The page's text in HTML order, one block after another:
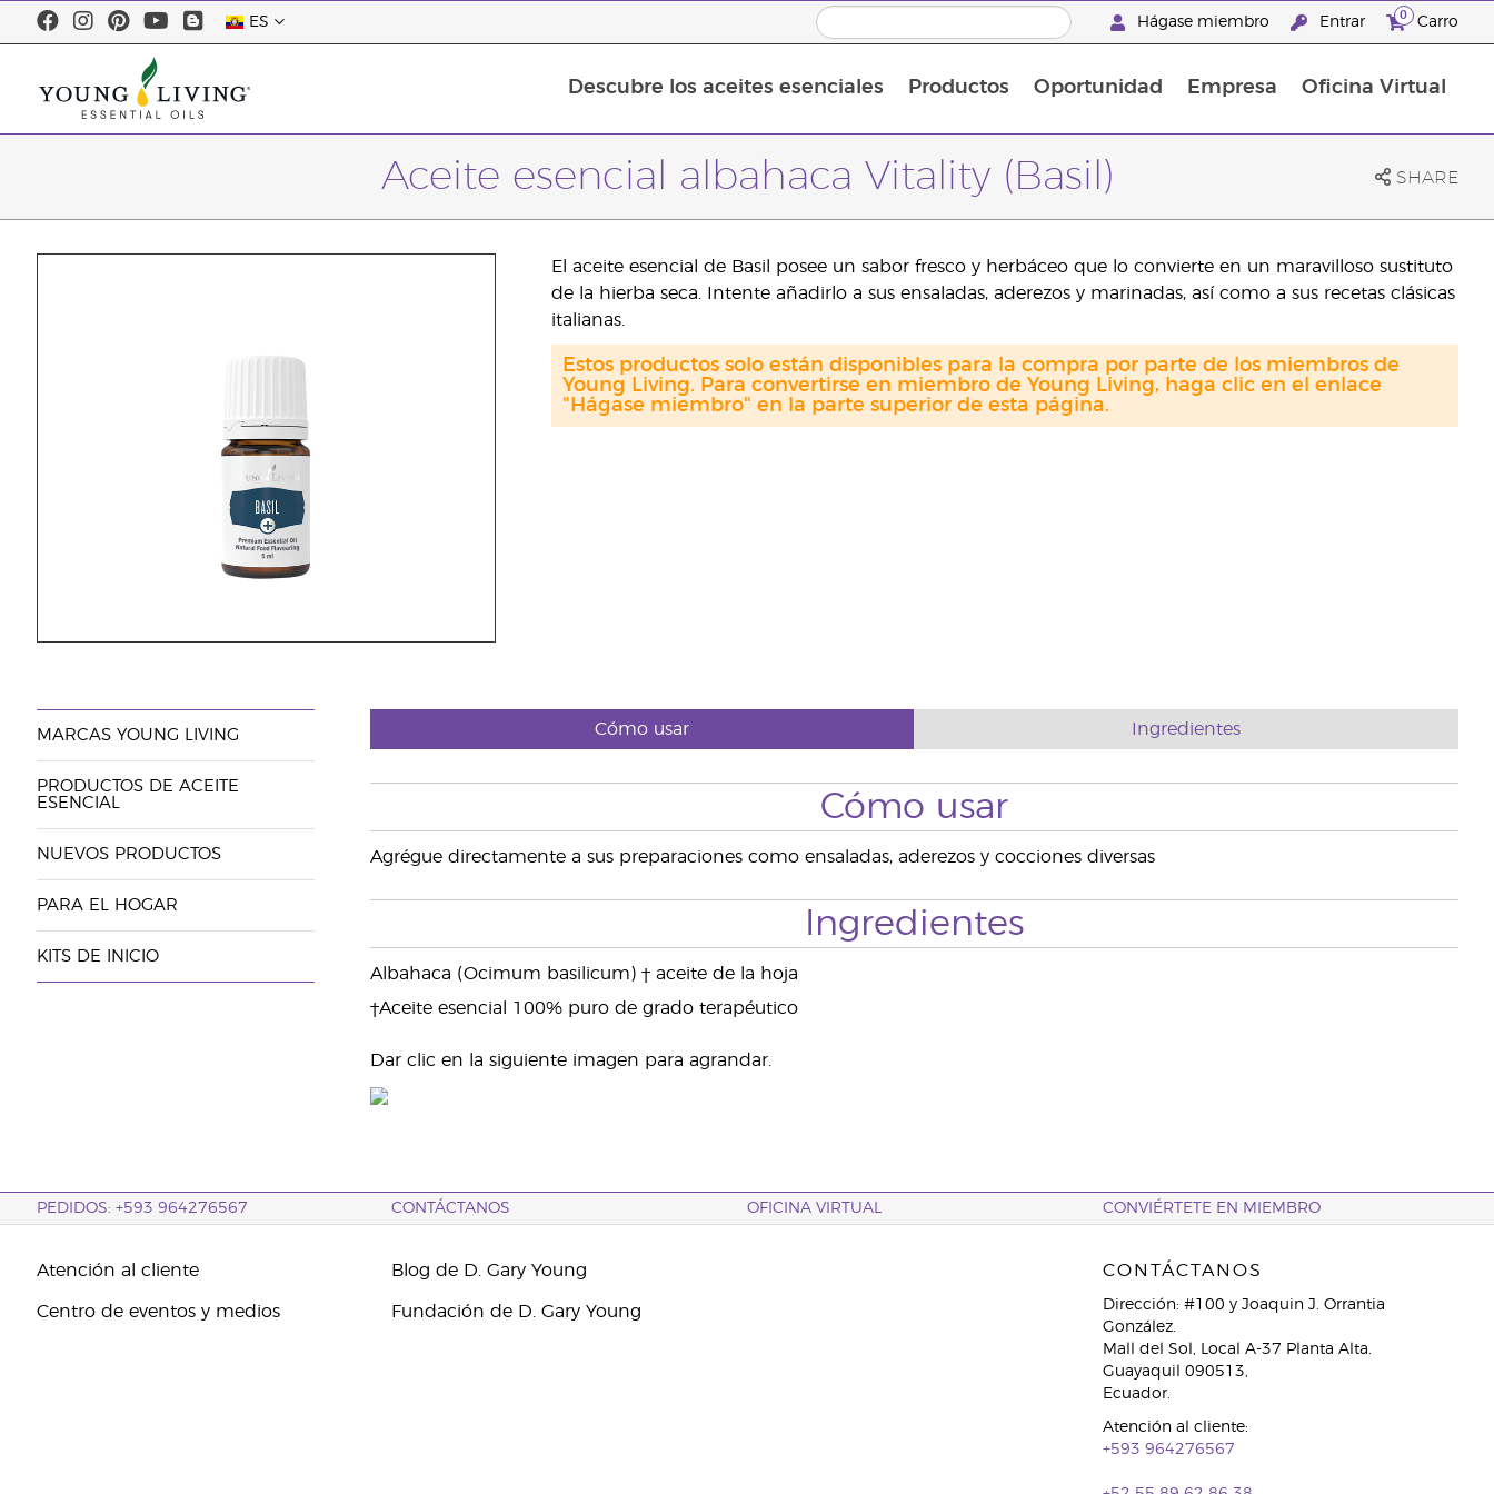
ES Hágase miembro Entrar 0 Carro
Descubre los aceites esenciales Productos Oportunidad Empresa Oficina Virtual
Aceite esencial albahaca Vitality (Basil) SHARE
El aceite esencial de Basil posee un sabor fresco y herbáceo que lo convierte en un maravilloso sustituto
de la hierba seca. Intente añadirlo a sus ensaladas, aderezos y marinadas, así como a sus recetas clásicas
italianas.
Estos productos solo están disponibles para la compra por parte de los miembros de
Young Living. Para convertirse en miembro de Young Living, haga clic en el enlace
"Hágase miembro" en la parte superior de esta página.
MARCAS YOUNG LIVING
PRODUCTOS DE ACEITE
ESENCIAL
NUEVOS PRODUCTOS
PARA EL HOGAR
KITS DE INICIO
Cómo usar Ingredientes
Cómo usar
Agrégue directamente a sus preparaciones como ensaladas, aderezos y cocciones diversas
Ingredientes
Albahaca (Ocimum basilicum) † aceite de la hoja
†Aceite esencial 100% puro de grado terapéutico
Dar clic en la siguiente imagen para agrandar.
PEDIDOS: +593 964276567 CONTÁCTANOS OFICINA VIRTUAL CONVIÉRTETE EN MIEMBRO
Atención al cliente
Centro de eventos y medios
Blog de D. Gary Young
Fundación de D. Gary Young
CONTÁCTANOS
Dirección: #100 y Joaquin J. Orrantia
González.
Mall del Sol, Local A-37 Planta Alta.
Guayaquil 090513,
Ecuador.
Atención al cliente:
+593 964276567